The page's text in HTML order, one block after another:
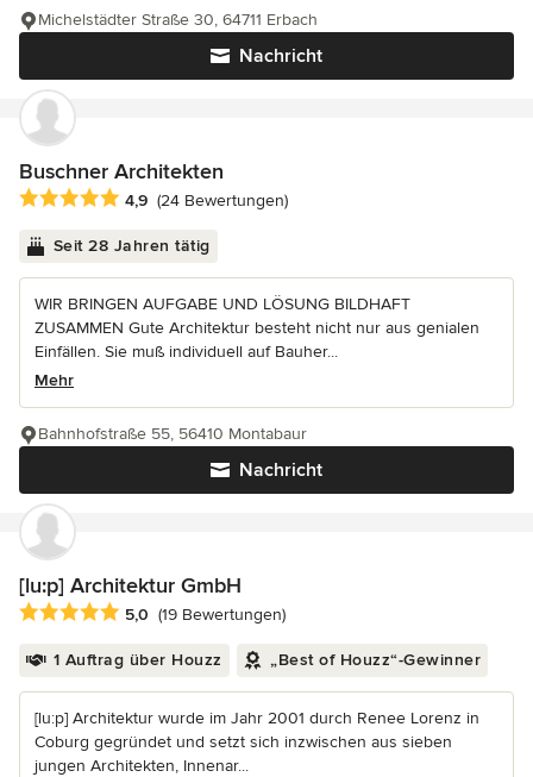
Nachricht
Michelstädter Straße 30, 64711 Erbach
Buschner Architekten
Durchschnittliche Bewertung: 4.9 von 5 Sternen
4,9 (24 Bewertungen)
Seit 28 Jahren tätig
WIR BRINGEN AUFGABE UND LÖSUNG BILDHAFT
ZUSAMMEN Gute Architektur besteht nicht nur aus genialen
Einfällen. Sie muß individuell auf Bauher...
Mehr
Nachricht
Bahnhofstraße 55, 56410 Montabaur
[lu:p] Architektur GmbH
Durchschnittliche Bewertung: 5 von 5 Sternen
5,0 (19 Bewertungen)
1 Auftrag über Houzz „Best of Houzz“-Gewinner
[lu:p] Architektur wurde im Jahr 2001 durch Renee Lorenz in
Coburg gegründet und setzt sich inzwischen aus sieben
jungen Architekten, Innenar...